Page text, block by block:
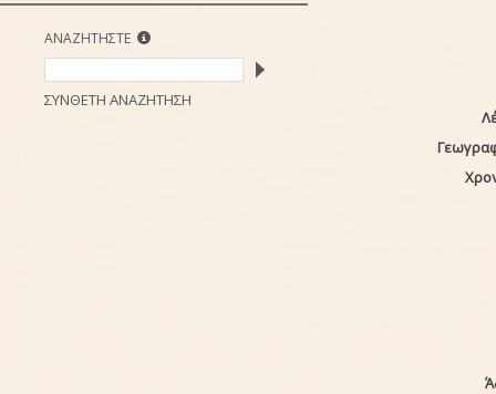
ΑΝΑΖΗΤΗΣΤΕ
ΣΥΝΘΕΤΗ ΑΝΑΖΗΤΗΣΗ